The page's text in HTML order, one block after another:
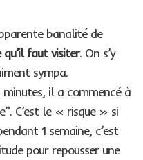
banalité de
faut visiter. On s’y
sympa.
il a commencé à
C’est le « risque » si
1 semaine, c’est
pour repousser une